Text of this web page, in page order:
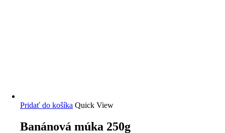
Pridať do košíka Quick View
Banánová múka 250g